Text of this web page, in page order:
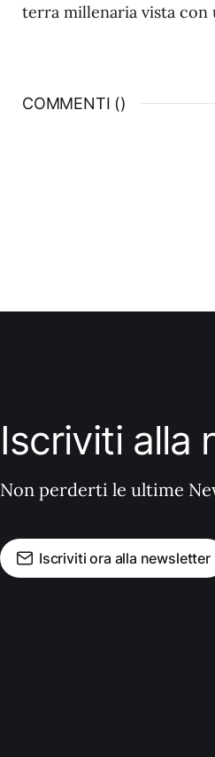
terra millenaria vista con
COMMENTI ()
Iscriviti alla
Non perderti le ultime
Iscriviti ora alla newsletter